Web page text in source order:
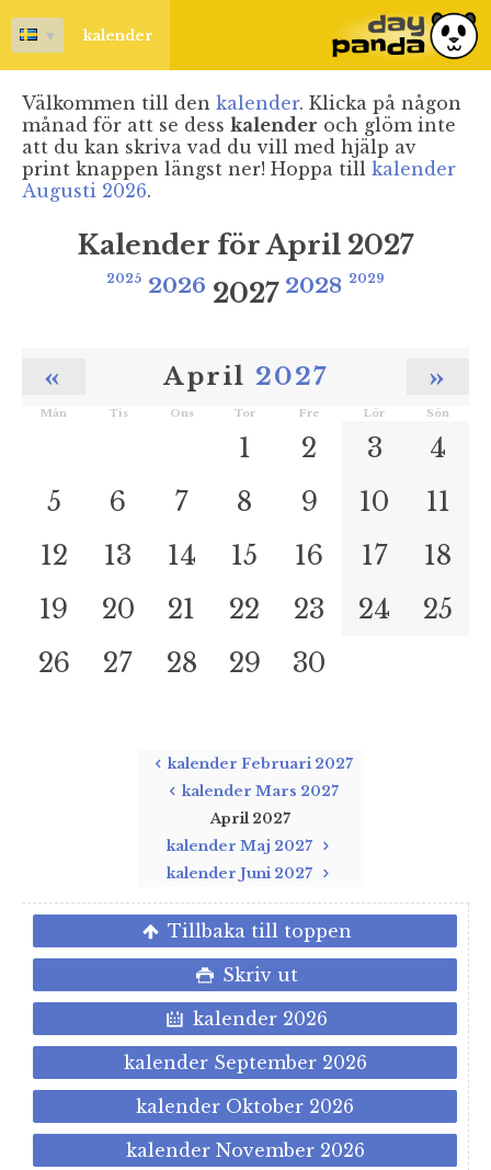
▼ kalender
Välkommen till den kalender. Klicka på någon
månad för att se dess kalender och glöm inte
att du kan skriva vad du vill med hjälp av
print knappen längst ner! Hoppa till kalender
Augusti 2026.
Kalender för April 2027
2025 2026 2027 2028 2029
« April 2027 »
Mån Tis Ons Tor Fre Lör Sön
1 2 3
4
5
6 7 8 9 10
11
12
13 14 15 16 17
18
19
20 21 22 23 24
25
26
27 28 29 30
kalender Februari 2027
kalender Mars 2027
April 2027
kalender Maj 2027
kalender Juni 2027
Tillbaka till toppen
Skriv ut
kalender 2026
kalender September 2026
kalender Oktober 2026
kalender November 2026